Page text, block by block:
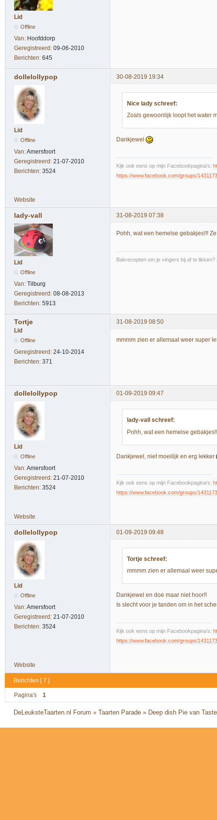
Lid
Offline
Van: Hoofddorp
Geregistreerd: 09-06-2010
Berichten: 645
dollelollypop 30-08-2019 19:34
Lid
Offline
Van:Amersfoort
Geregistreerd: 21-07-2010
Berichten: 3524
Nice lady schreef:
Zoals gewoonlijk loopt het water
Dankjewel
Kijk ook eens op mijn Facebookpagina's:
https://www.facebook.com/groups/
Website
lady-vall 31-08-2019 07:38
Lid
Offline
Van: Tilburg
Geregistreerd: 08-08-2013
Berichten: 5913
Pohh, wat een hemelse gebakjes!!!
Bakrecepten om je vingers bij af te
Tortje
31-08-2019 08:50
Lid
Offline
Geregistreerd: 24-10-2014
Berichten: 371
mmmm zien er allemaal weer super
dollelollypop 01-09-2019 09:47
Lid
Offline
Van:Amersfoort
Geregistreerd: 21-07-2010
Berichten: 3524
lady-vall schreef:
Pohh, wat een hemelse
Dankjewel, niet moeilijk en erg lekker
Kijk ook eens op mijn Facebookpagina's:
https://www.facebook.com/groups/
Website
dollelollypop 01-09-2019 09:48
Lid
Offline
Van:Amersfoort
Geregistreerd: 21-07-2010
Berichten: 3524
Tortje schreef:
mmmm zien er allemaal weer
Dankjewel en doe maar niet hoor!!
Is slecht voor je tanden om in het
Kijk ook eens op mijn Facebookpagina's:
https://www.facebook.com/groups/
Website
Berichten [ 7 ]
Pagina's 1
DeLeuksteTaarten.nl Forum »Taarten Parade » Deep dish Pie van